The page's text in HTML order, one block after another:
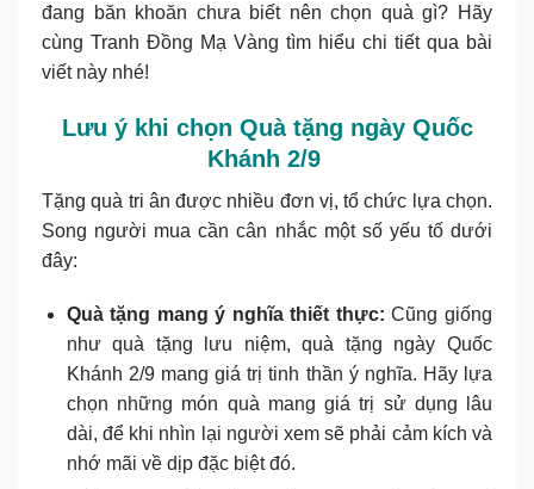
đang băn khoăn chưa biết nên chọn quà gì? Hãy
cùng Tranh Đồng Mạ Vàng tìm hiểu chi tiết qua bài
viết này nhé!
Lưu ý khi chọn Quà tặng ngày Quốc
Khánh 2/9
Tặng quà tri ân được nhiều đơn vị, tổ chức lựa chọn.
Song người mua cần cân nhắc một số yếu tố dưới
đây:
Quà tặng mang ý nghĩa thiết thực: Cũng giống
như quà tặng lưu niệm, quà tặng ngày Quốc
Khánh 2/9 mang giá trị tinh thần ý nghĩa. Hãy lựa
chọn những món quà mang giá trị sử dụng lâu
dài, để khi nhìn lại người xem sẽ phải cảm kích và
nhớ mãi về dịp đặc biệt đó.